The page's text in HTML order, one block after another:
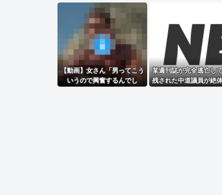
Powered by livedoor 相互RSS
【動画】女さん「男ってこう
いうので興奮するんでし
某週刊誌が完全逃亡し
残された中道議員が絶